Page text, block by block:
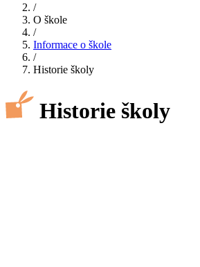
/
O škole
/
Informace o škole
/
Historie školy
Historie školy